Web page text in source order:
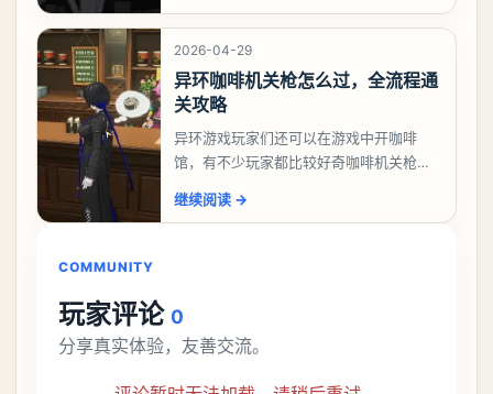
象委托唤孤归任务攻
2026-04-29
异环咖啡机关枪怎么过，全流程通
关攻略
异环游戏玩家们还可以在游戏中开咖啡
馆，有不少玩家都比较好奇咖啡机关枪应
机关枪攻略。异环咖啡机关枪怎么过一、
继续阅读 →
COMMUNITY
玩家评论 0
分享真实体验，友善交流。